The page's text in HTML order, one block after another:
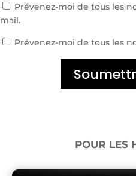
Prévenez-moi de tous les
mail.
Prévenez-moi de tous les
POUR LES